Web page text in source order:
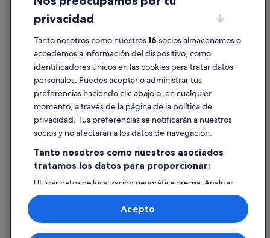
Información legal/contacto
Pautas sobre el contenido y cómo denunciar contenido
Ayuda
Cancelar un vuelo
Cancelar una reserva de hotel o de un alquiler vacacional
Utilizar un cupón de Expedia
Documentos para viajes internacionales
privacidad
Tanto nosotros como nuestros16 socios almacenamos o
accedemos a información del dispositivo, como
identificadores únicos en las cookies para tratar datos
personales. Puedes aceptar o administrar tus
preferencias haciendo clic abajo o, en cualquier
momento, a través de la página de la política de
privacidad. Tus preferencias se notificarán a nuestros
socios y no afectarán a los datos de navegación.
Tanto nosotros como nuestros asociados
tratamos los datos para proporcionar:
Utilizar datos de localización geográfica precisa. Analizar
activamente las características del dispositivo para su
identificación. Almacenar la información en un dispositivo
y/o acceder a ella. Publicidad y contenido personalizados,
medición de publicidad y contenido, investigación de
audiencia y desarrollo de servicios.
Acepto